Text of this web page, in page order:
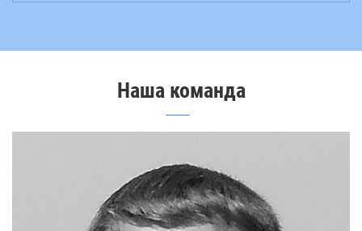
mail
Наша команда